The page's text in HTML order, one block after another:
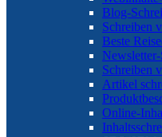
Blog-
Schreiben
Beste
Schreiben
Artikel
Online-